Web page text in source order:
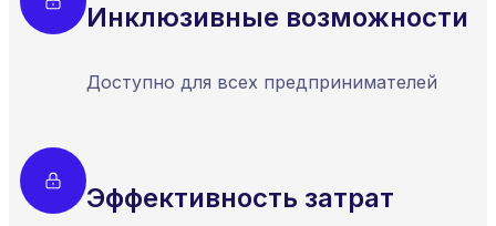
Инклюзивные возможности
Доступно для всех предпринимателей
Эффективность затрат